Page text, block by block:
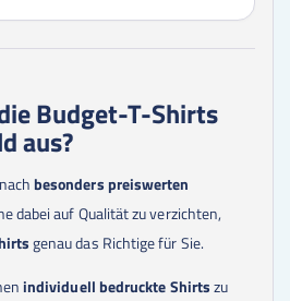
9,46 €
9,46 €
9,46 €
9,46 €
9,38 €
9,38 €
9,38 €
Budget-T-Shirts
aus?
besonders preiswerten
dabei auf Qualität zu verzichten,
genau das Richtige für Sie.
individuell bedruckte Shirtszu